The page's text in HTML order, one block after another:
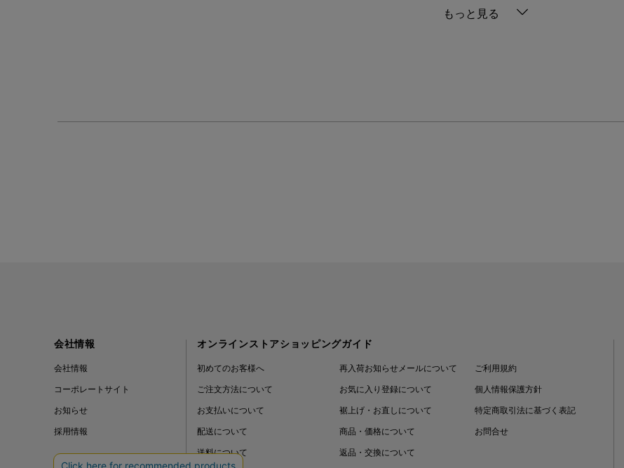
もっと見る
会社情報
会社情報
コーポレートサイト
お知らせ
採用情報
オンラインストアショッピングガイド
初めてのお客様へ
ご注文方法について
お支払いについて
配送について
送料について
再入荷お知らせメールについて
お気に入り登録について
裾上げ・お直しについて
商品・価格について
返品・交換について
ご利用規約
個人情報保護方針
特定商取引法に基づく表記
お問合せ